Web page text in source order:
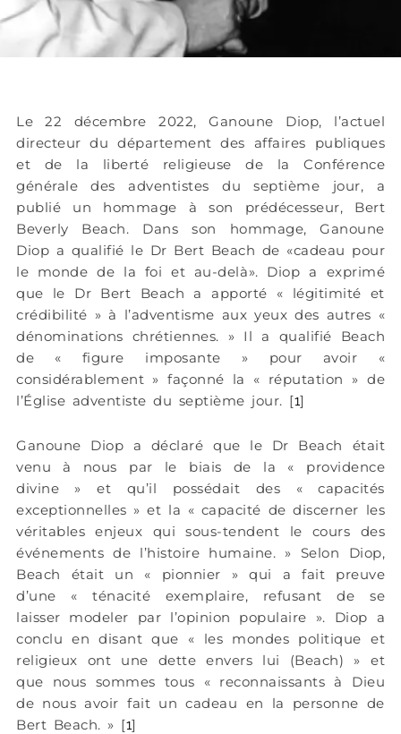
Le 22 décembre 2022, Ganoune Diop, l’actuel
directeur du département des affaires publiques
et de la liberté religieuse de la Conférence
générale des adventistes du septième jour, a
publié un hommage à son prédécesseur, Bert
Beverly Beach. Dans son hommage, Ganoune
Diop a qualifié le Dr Bert Beach de «cadeau pour
le monde de la foi et au-delà». Diop a exprimé
que le Dr Bert Beach a apporté « légitimité et
crédibilité » à l’adventisme aux yeux des autres «
dénominations chrétiennes. » Il a qualifié Beach
de « figure imposante » pour avoir «
considérablement » façonné la « réputation » de
l’Église adventiste du septième jour. [1]
Ganoune Diop a déclaré que le Dr Beach était
venu à nous par le biais de la « providence
divine » et qu’il possédait des « capacités
exceptionnelles » et la « capacité de discerner les
véritables enjeux qui sous-tendent le cours des
événements de l’histoire humaine. » Selon Diop,
Beach était un « pionnier » qui a fait preuve
d’une « ténacité exemplaire, refusant de se
laisser modeler par l’opinion populaire ». Diop a
conclu en disant que « les mondes politique et
religieux ont une dette envers lui (Beach) » et
que nous sommes tous « reconnaissants à Dieu
de nous avoir fait un cadeau en la personne de
Bert Beach. » [1]